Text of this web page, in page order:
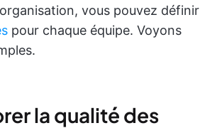
vous pouvez définir
pour chaque équipe. Voyons
la qualité des